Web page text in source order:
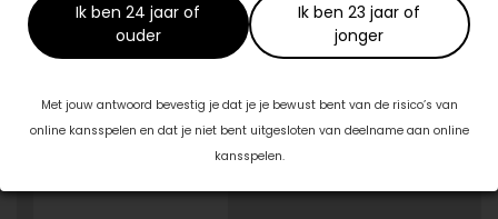
Ik ben 24 jaar of
ouder
Ik ben 23 jaar of
jonger
Met jouw antwoord bevestig je dat je je bewust bent van de risico’s van
online kansspelen en dat je niet bent uitgesloten van deelname aan online
kansspelen.
Specialisten in jouw buurt
Burg. J.G. Legroweg 94
9761TD Eelde
06-57943414